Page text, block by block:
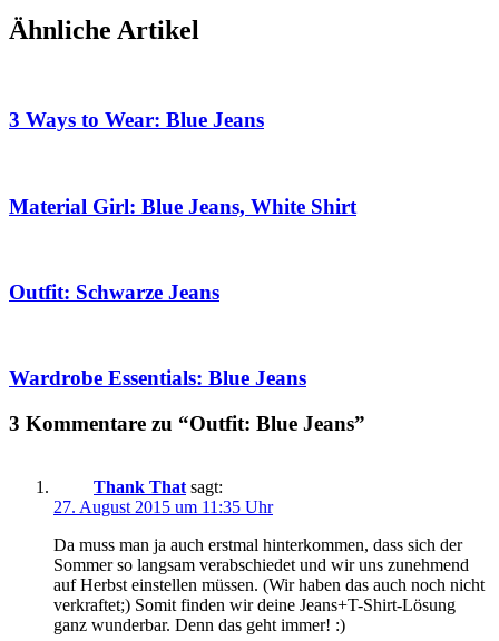
Ähnliche Artikel
3 Ways to Wear: Blue Jeans
Material Girl: Blue Jeans, White Shirt
Outfit: Schwarze Jeans
Wardrobe Essentials: Blue Jeans
3 Kommentare zu “Outfit: Blue Jeans”
Thank That sagt:
27. August 2015 um 11:35 Uhr
Da muss man ja auch erstmal hinterkommen, dass sich der
Sommer so langsam verabschiedet und wir uns zunehmend
auf Herbst einstellen müssen. (Wir haben das auch noch nicht
verkraftet;) Somit finden wir deine Jeans+T-Shirt-Lösung
ganz wunderbar. Denn das geht immer! :)